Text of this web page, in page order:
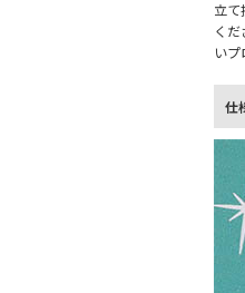
立て
く
いプ
仕